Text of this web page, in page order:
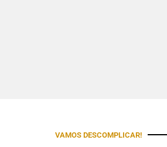
VAMOS DESCOMPLICAR!